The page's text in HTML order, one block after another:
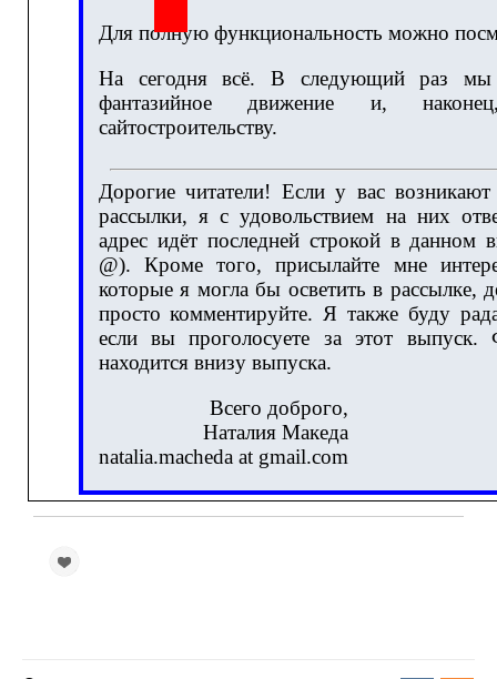
Для полную функциональность можно
На сегодня всё. В следующий раз мы
фантазийное движение и,
сайтостроительству.
Дорогие читатели! Если у вас
рассылки, я с удовольствием на них
адрес идёт последней строкой в данном
@). Кроме того, присылайте мне
которые я могла бы осветить в рассылке,
просто комментируйте. Я также буду
если вы проголосуете за этот выпуск.
находится внизу выпуска.
Всего доброго,
Наталия Македа
natalia.macheda at gmail.com